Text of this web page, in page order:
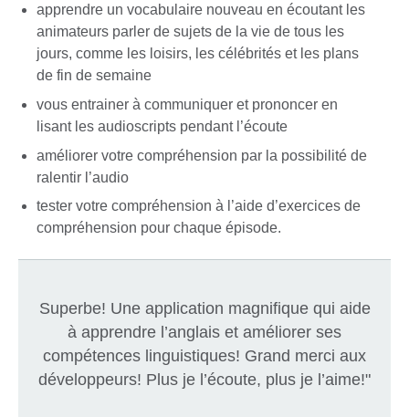
apprendre un vocabulaire nouveau en écoutant les
animateurs parler de sujets de la vie de tous les
jours, comme les loisirs, les célébrités et les plans
de fin de semaine
vous entrainer à communiquer et prononcer en
lisant les audioscripts pendant l’écoute
améliorer votre compréhension par la possibilité de
ralentir l’audio
tester votre compréhension à l’aide d’exercices de
compréhension pour chaque épisode.
Superbe! Une application magnifique qui aide
à apprendre l’anglais et améliorer ses
compétences linguistiques! Grand merci aux
développeurs! Plus je l’écoute, plus je l’aime!"